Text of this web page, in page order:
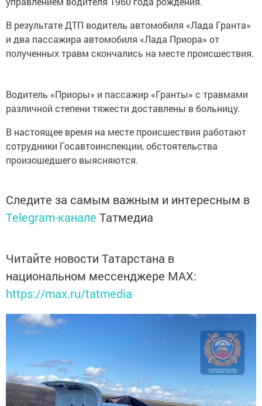
В результате ДТП водитель автомобиля «Лада Гранта»
и два пассажира автомобиля «Лада Приора» от
полученных травм скончались на месте происшествия.
Водитель «Приоры» и пассажир «Гранты» с травмами
различной степени тяжести доставлены в больницу.
В настоящее время на месте происшествия работают
сотрудники Госавтоинспекции, обстоятельства
произошедшего выясняются.
Следите за самым важным и интересным в
Telegram-канале Татмедиа
Читайте новости Татарстана в
национальном мессенджере MАХ:
https://max.ru/tatmedia